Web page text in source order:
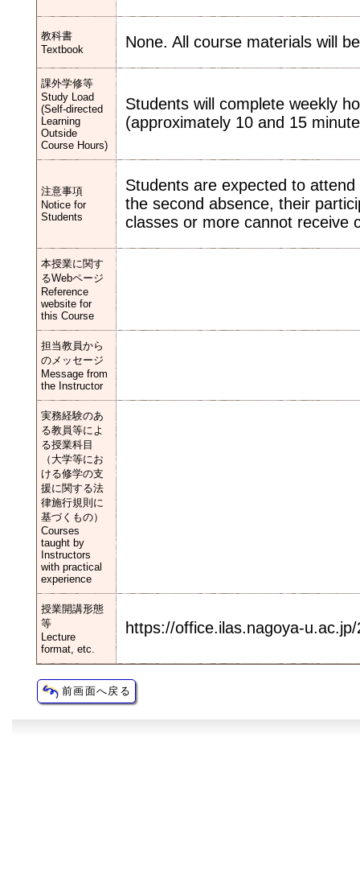
教科書
Textbook
None. All course materials will
課外学修等
Study Load
(Self-directed
Learning
Outside
Course Hours)
Students will complete weekly
(approximately 10 and 15
注意事項
Notice for
Students
Students are expected to
the second absence, their
classes or more cannot receive
本授業に関す
るWebページ
Reference
website for
this Course
担当教員から
のメッセージ
Message from
the Instructor
実務経験のあ
る教員等によ
る授業科目
（大学等にお
ける修学の支
援に関する法
律施行規則に
基づくもの）
Courses
taught by
Instructors
with practical
experience
授業開講形態
等
Lecture
format, etc.
https://office.ilas.nagoya-